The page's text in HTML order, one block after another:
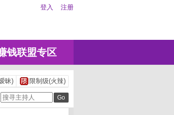
登入 注册
钱联盟专区
昧) 限制级(火辣)